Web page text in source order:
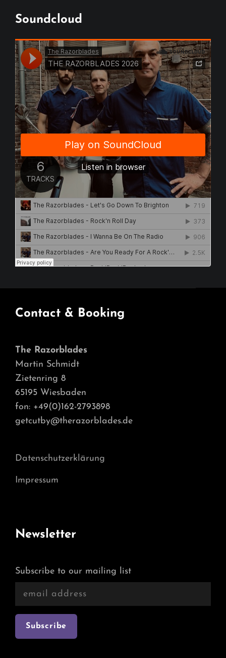
Soundcloud
Contact & Booking
The Razorblades
Martin Schmidt
Zietenring 8
65195 Wiesbaden
fon: +49(0)162-2793898
getcutby@therazorblades.de
Datenschutzerklärung
Impressum
Newsletter
Subscribe to our mailing list